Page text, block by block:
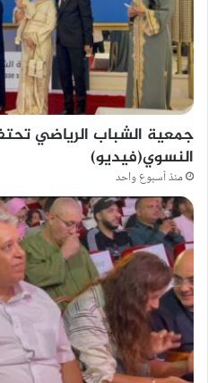
جمعية الشباب الرياضي
النسوي(فيديو)
منذ أسبوع واحد